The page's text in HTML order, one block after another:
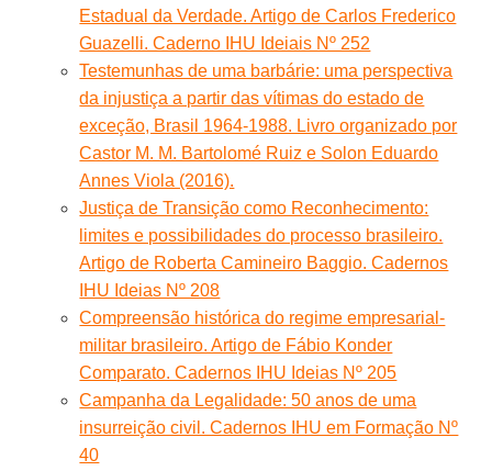
Estadual da Verdade. Artigo de Carlos Frederico
Guazelli. Caderno IHU Ideiais Nº 252
Testemunhas de uma barbárie: uma perspectiva
da injustiça a partir das vítimas do estado de
exceção, Brasil 1964-1988. Livro organizado por
Castor M. M. Bartolomé Ruiz e Solon Eduardo
Annes Viola (2016).
Justiça de Transição como Reconhecimento:
limites e possibilidades do processo brasileiro.
Artigo de Roberta Camineiro Baggio. Cadernos
IHU Ideias Nº 208
Compreensão histórica do regime empresarial-
militar brasileiro. Artigo de Fábio Konder
Comparato. Cadernos IHU Ideias Nº 205
Campanha da Legalidade: 50 anos de uma
insurreição civil. Cadernos IHU em Formação Nº
40